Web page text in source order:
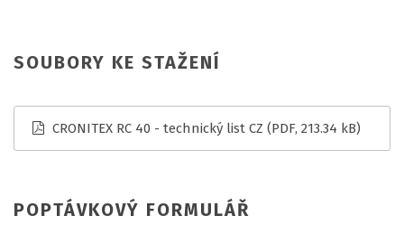
SOUBORY KE STAŽENÍ
CRONITEX RC 40 - technický list CZ (PDF, 213.34 kB)
POPTÁVKOVÝ FORMULÁŘ